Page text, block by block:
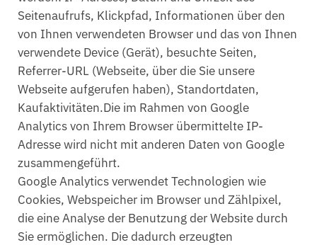
Seitenaufrufs, Klickpfad, Informationen über den
von Ihnen verwendeten Browser und das von Ihnen
verwendete Device (Gerät), besuchte Seiten,
Referrer-URL (Webseite, über die Sie unsere
Webseite aufgerufen haben), Standortdaten,
Kaufaktivitäten.Die im Rahmen von Google
Analytics von Ihrem Browser übermittelte IP-
Adresse wird nicht mit anderen Daten von Google
zusammengeführt.
Google Analytics verwendet Technologien wie
Cookies, Webspeicher im Browser und Zählpixel,
die eine Analyse der Benutzung der Website durch
Sie ermöglichen. Die dadurch erzeugten